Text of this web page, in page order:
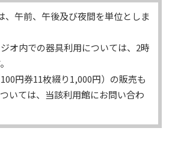
、午前、午後及び夜間を単位としま
オ内での器具利用については、2時
円券11枚綴り1,000円）の販売も
いては、当該利用館にお問い合わ